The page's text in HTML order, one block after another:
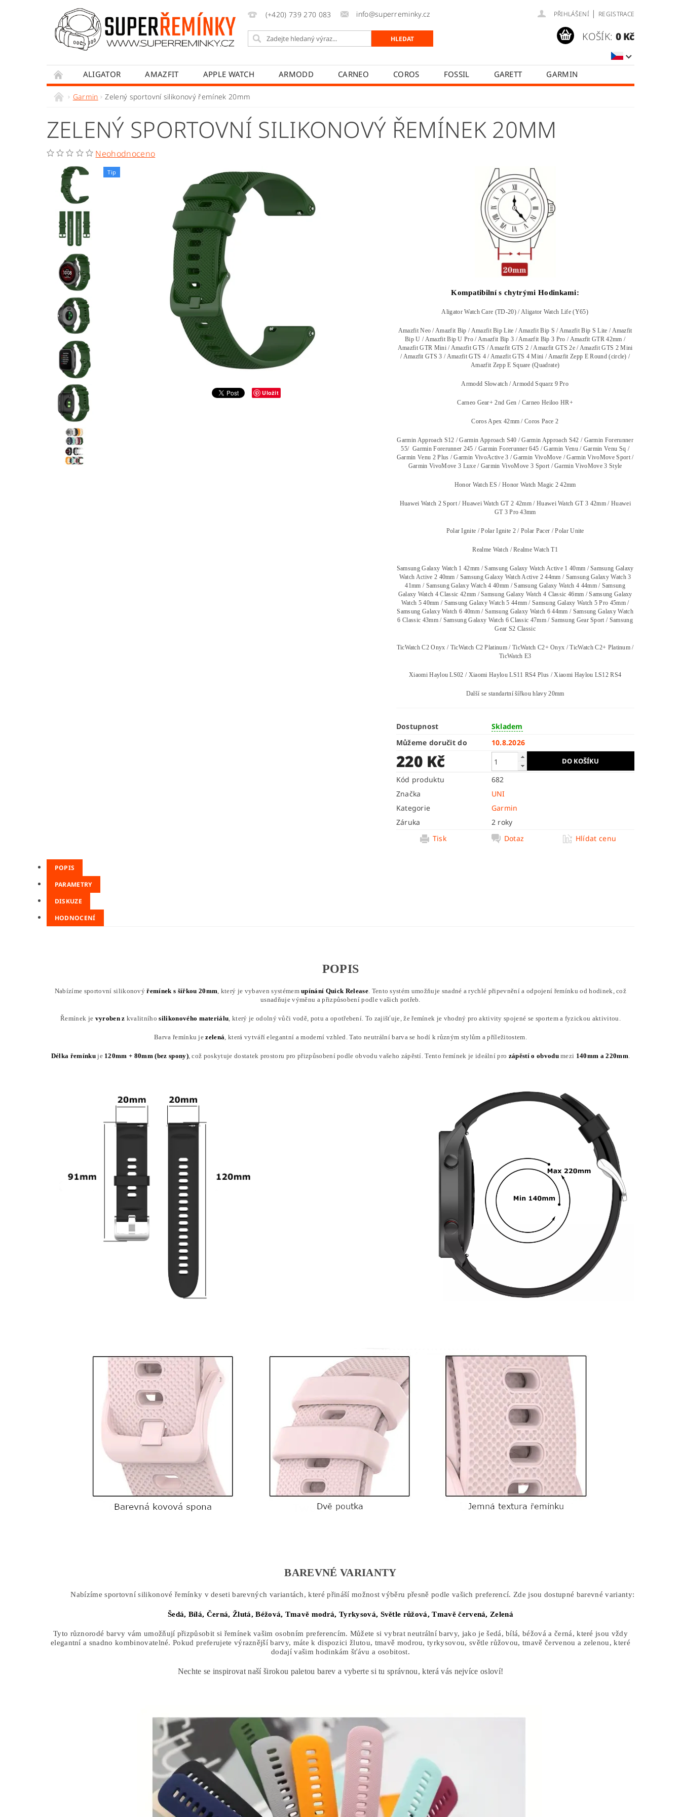
(+420) 739 270 083 info@superreminky.cz PŘIHLÁŠENÍ | REGISTRACE
KOŠÍK: 0 Kč
ALIGATOR AMAZFIT APPLE WATCH ARMODD CARNEO COROS FOSSIL GARETT
GARMIN
HONOR
HUAWEI MADVELL MYKRONOZ
OBCHODNÍ PODMÍNKY
JAK NAKUPOVAT JAK REKLAMOVAT JAK ODSTOUPIT OD SMLOUVY
Garmin Zelený sportovní silikonový řemínek 20mm
ZELENÝ SPORTOVNÍ SILIKONOVÝ ŘEMÍNEK 20MM
Neohodnoceno
Tip
Uložit
Kompatibilní s chytrými Hodinkami:
Aligator Watch Care (TD-20) / Aligator Watch Life (Y65)
Amazfit Neo / Amazfit Bip / Amazfit Bip Lite / Amazfit Bip S / Amazfit Bip S Lite / Amazfit
Bip U / Amazfit Bip U Pro / Amazfit Bip 3 / Amazfit Bip 3 Pro / Amazfit GTR 42mm /
Amazfit GTR Mini / Amazfit GTS / Amazfit GTS 2 / Amazfit GTS 2e / Amazfit GTS 2 Mini
/ Amazfit GTS 3 / Amazfit GTS 4 / Amazfit GTS 4 Mini / Amazfit Zepp E Round (circle) /
Amazfit Zepp E Square (Quadrate)
Armodd Slowatch / Armodd Squarz 9 Pro
Carneo Gear+ 2nd Gen / Carneo Heiloo HR+
Coros Apex 42mm / Coros Pace 2
Garmin Approach S12 / Garmin Approach S40 / Garmin Approach S42 / Garmin Forerunner
55/ Garmin Forerunner 245 / Garmin Forerunner 645 / Garmin Venu / Garmin Venu Sq /
Garmin Venu 2 Plus / Garmin VivoActive 3 / Garmin VivoMove / Garmin VivoMove Sport /
Garmin VivoMove 3 Luxe / Garmin VivoMove 3 Sport / Garmin VivoMove 3 Style
Honor Watch ES / Honor Watch Magic 2 42mm
Huawei Watch 2 Sport / Huawei Watch GT 2 42mm / Huawei Watch GT 3 42mm / Huawei
GT 3 Pro 43mm
Polar Ignite / Polar Ignite 2 / Polar Pacer / Polar Unite
Realme Watch / Realme Watch T1
Samsung Galaxy Watch 1 42mm / Samsung Galaxy Watch Active 1 40mm / Samsung Galaxy
Watch Active 2 40mm / Samsung Galaxy Watch Active 2 44mm / Samsung Galaxy Watch 3
41mm / Samsung Galaxy Watch 4 40mm / Samsung Galaxy Watch 4 44mm / Samsung
Galaxy Watch 4 Classic 42mm / Samsung Galaxy Watch 4 Classic 46mm / Samsung Galaxy
Watch 5 40mm / Samsung Galaxy Watch 5 44mm / Samsung Galaxy Watch 5 Pro 45mm /
Samsung Galaxy Watch 6 40mm / Samsung Galaxy Watch 6 44mm / Samsung Galaxy Watch
6 Classic 43mm / Samsung Galaxy Watch 6 Classic 47mm / Samsung Gear Sport / Samsung
Gear S2 Classic
TicWatch C2 Onyx / TicWatch C2 Platinum / TicWatch C2+ Onyx / TicWatch C2+ Platinum /
TicWatch E3
Xiaomi Haylou LS02 / Xiaomi Haylou LS11 RS4 Plus / Xiaomi Haylou LS12 RS4
Další se standartní šířkou hlavy 20mm
Dostupnost
Skladem
Můžeme doručit do
10.8.2026
220 Kč
Kód produktu
682
Značka
UNI
Kategorie
Garmin
Záruka
2 roky
Tisk
Dotaz Hlídat cenu
POPIS
PARAMETRY
DISKUZE
HODNOCENÍ
POPIS
Nabízíme sportovní silikonovýřemínek s šířkou 20mm, který je vybaven systémemupínání Quick Release. Tento systém umožňuje snadné a rychlé připevnění a odpojení řemínku od hodinek, což
usnadňuje výměnu a přizpůsobení podle vašich potřeb.
Řemínek je vyroben z kvalitníhosilikonového materiálu, který je odolný vůči vodě, potu a opotřebení. To zajišťuje, že řemínek je vhodný pro aktivity spojené se sportem a fyzickou aktivitou.
Barva řemínku jezelená, která vytváří elegantní a moderní vzhled. Tato neutrální barva se hodí k různým stylům a příležitostem.
Délka řemínkuje 120mm + 80mm (bez spony), což poskytuje dostatek prostoru pro přizpůsobení podle obvodu vašeho zápěstí. Tento řemínek je ideální pro zápěstí o obvodumezi 140mm a 220mm.
BAREVNÉ VARIANTY
Nabízíme sportovní silikonové řemínky v deseti barevných variantách, které přináší možnost výběru přesně podle vašich preferencí. Zde jsou dostupné barevné varianty:
Šedá, Bílá, Černá, Žlutá,Béžová, Tmavě modrá, Tyrkysová, Světle růžová,Tmavě červená, Zelená
Tyto různorodé barvy vám umožňují přizpůsobit si řemínek vašim osobním preferencím. Můžete si vybrat neutrální barvy, jako je šedá, bílá, béžová a černá, které jsou vždy
elegantní a snadno kombinovatelné. Pokud preferujete výraznější barvy, máte k dispozici žlutou, tmavě modrou, tyrkysovou, světle růžovou, tmavě červenou a zelenou, které
dodají vašim hodinkám šťávu a osobitost.
Nechte se inspirovat naší širokou paletou barev a vyberte si tu správnou, která vás nejvíce osloví!